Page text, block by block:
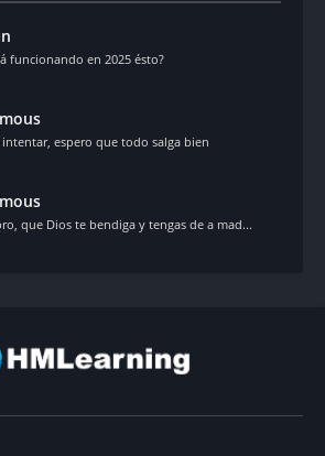
funcionando en 2025 ésto?
intentar, espero que todo salga bien
que Dios te bendiga y tengas de a mad...